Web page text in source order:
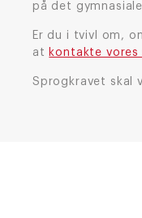
på det
Er du i tvivl om,
at kontakte
Sprogkravet skal